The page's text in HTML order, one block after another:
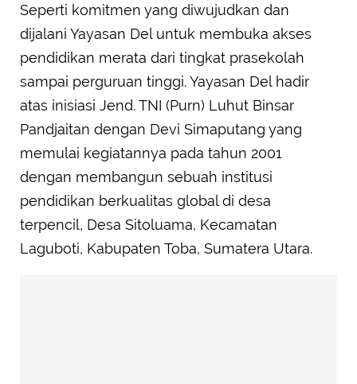
Seperti komitmen yang diwujudkan dan
dijalani Yayasan Del untuk membuka akses
pendidikan merata dari tingkat prasekolah
sampai perguruan tinggi. Yayasan Del hadir
atas inisiasi Jend. TNI (Purn) Luhut Binsar
Pandjaitan dengan Devi Simaputang yang
memulai kegiatannya pada tahun 2001
dengan membangun sebuah institusi
pendidikan berkualitas global di desa
terpencil, Desa Sitoluama, Kecamatan
Laguboti, Kabupaten Toba, Sumatera Utara.